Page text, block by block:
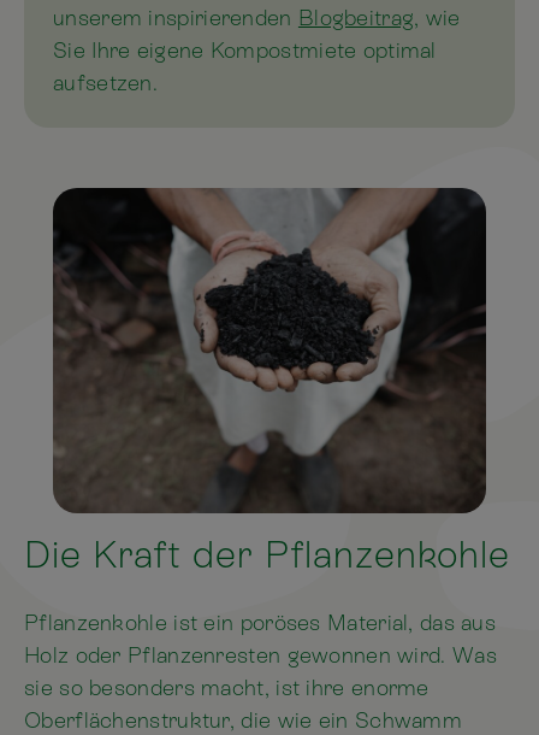
unserem inspirierenden Blogbeitrag, wie
Sie Ihre eigene Kompostmiete optimal
aufsetzen.
Die Kraft der Pflanzenkohle
Pflanzenkohle ist ein poröses Material, das aus
Holz oder Pflanzenresten gewonnen wird. Was
sie so besonders macht, ist ihre enorme
Oberflächenstruktur, die wie ein Schwamm